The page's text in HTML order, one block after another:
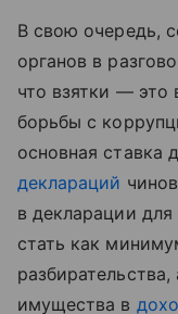
В свою очередь,
органов в
что взятки — это
борьбы с
основная ставка
деклараций
в декларации
стать как
имущества в